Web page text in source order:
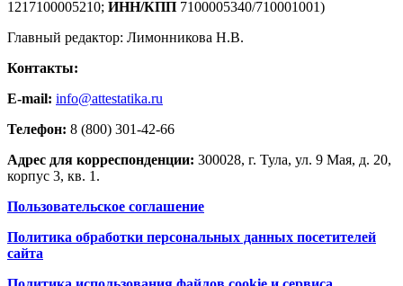
1217100005210; ИНН/КПП 7100005340/710001001)
Главный редактор: Лимонникова Н.В.
Контакты:
E-mail: info@attestatika.ru
Телефон: 8 (800) 301-42-66
Адрес для корреспонденции: 300028, г. Тула, ул. 9 Мая, д. 20,
корпус 3, кв. 1.
Пользовательское соглашение
Политика обработки персональных данных посетителей
сайта